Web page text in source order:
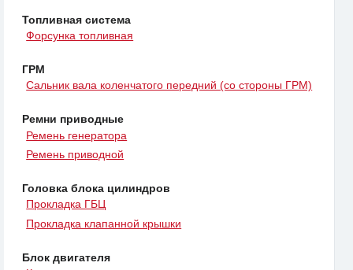
Топливная система
Форсунка топливная
ГРМ
Сальник вала коленчатого передний (со стороны ГРМ)
Ремни приводные
Ремень генератора
Ремень приводной
Головка блока цилиндров
Прокладка ГБЦ
Прокладка клапанной крышки
Блок двигателя